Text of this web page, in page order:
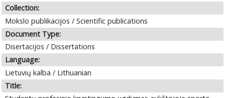
Collection:
Mokslo publikacijos / Scientific publications
Document Type:
Disertacijos / Dissertations
Language:
Lietuvių kalba / Lithuanian
Title: